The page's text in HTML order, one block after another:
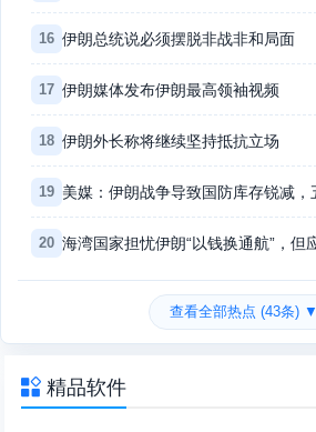
16 伊朗总统说必须摆脱非战非和局面
17 伊朗媒体发布伊朗最高领袖视频
18 伊朗外长称将继续坚持抵抗立场
19
20
查看全部热点 (43条) ▼
 精品软件